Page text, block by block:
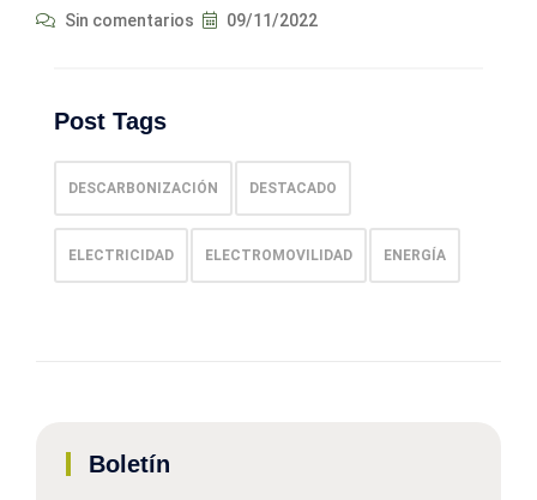
Sin comentarios 09/11/2022
Post Tags
DESCARBONIZACIÓN DESTACADO
ELECTRICIDAD ELECTROMOVILIDAD ENERGÍA
Boletín